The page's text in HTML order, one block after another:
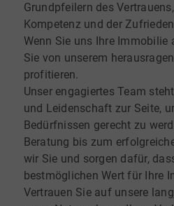
Grundpfeilern des
Kompetenz und der
Wenn Sie uns Ihre Immobilie
Sie von unserem
profitieren.
Unser engagiertes Team
und Leidenschaft zur Seite,
Bedürfnissen gerecht zu
Beratung bis zum
wir Sie und sorgen dafür,
bestmöglichen Wert für Ihre
Vertrauen Sie auf unsere